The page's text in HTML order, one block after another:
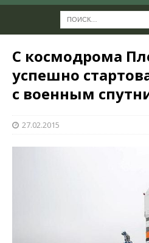
С космодрома
успешно
с военным
27.02.2015